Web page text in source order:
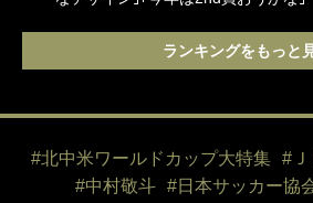
ランキングをもっと
#北中米ワールドカップ大特集 #Ｊ
#中村敬斗
#日本サッカー協